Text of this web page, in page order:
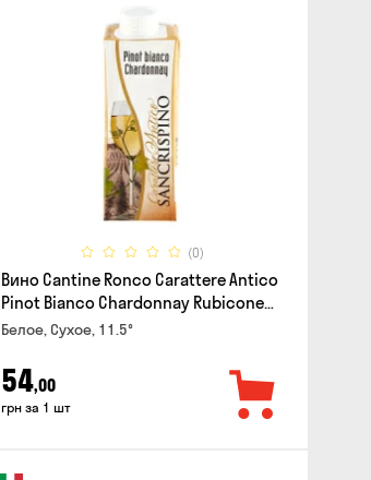
(0)
Вино Cantine Ronco Carattere Antico
Pinot Bianco Chardonnay Rubicone
IGT 0.25л
Белое, Сухое, 11.5°
54,00
грн за 1 шт